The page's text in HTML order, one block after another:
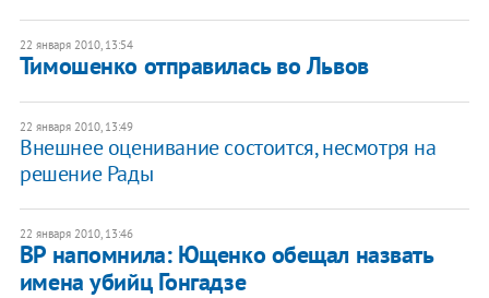
22 января 2010, 13:54
Тимошенко отправилась во Львов
22 января 2010, 13:49
Внешнее оценивание состоится, несмотря на
решение Рады
22 января 2010, 13:46
ВР напомнила: Ющенко обещал назвать
имена убийц Гонгадзе